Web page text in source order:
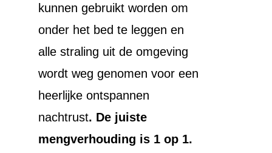
kunnen gebruikt worden om
onder het bed te leggen en
alle straling uit de omgeving
wordt weg genomen voor een
heerlijke ontspannen
nachtrust. De juiste
mengverhouding is 1 op 1.